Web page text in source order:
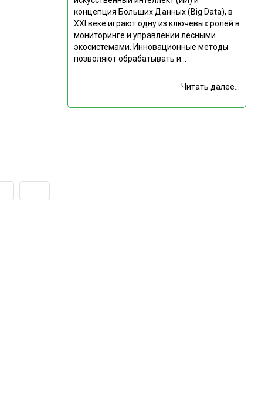
концепция Больших Данных (Big Data), в
XXI веке играют одну из ключевых ролей в
мониторинге и управлении лесными
экосистемами. Инновационные методы
позволяют обрабатывать и...
Читать далее...